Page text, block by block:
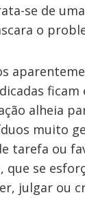
se de
o
alheia
muito
tarefa ou
se
julgar ou